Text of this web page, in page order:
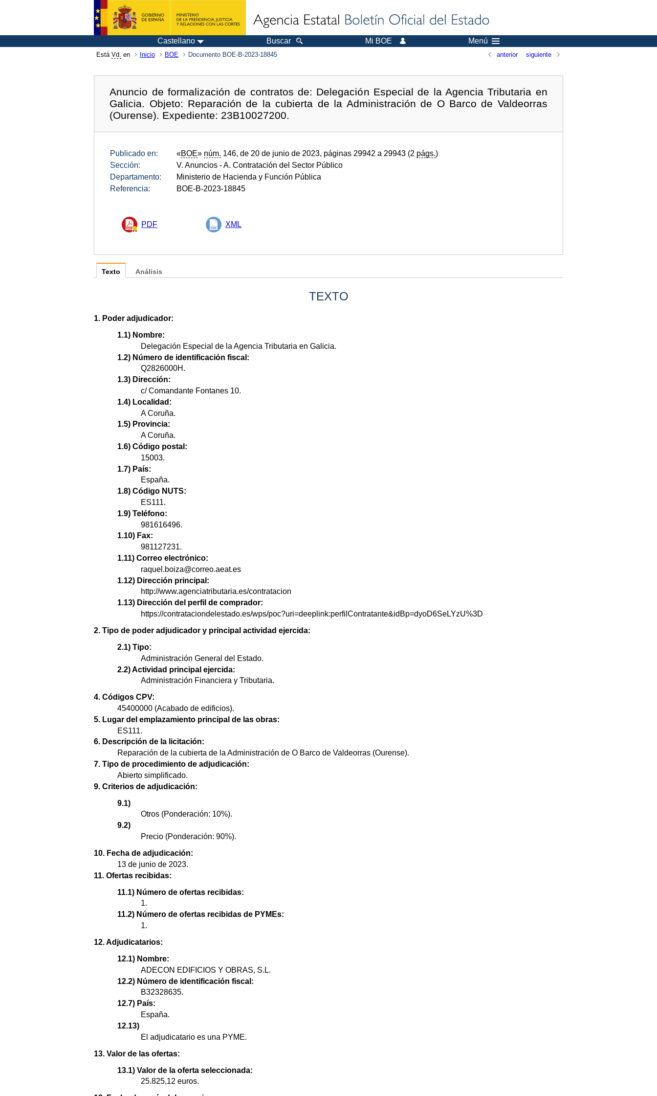
Castellano Buscar Mi BOE Menú
Está Vd. en Inicio BOE Documento BOE-B-2023-18845 anterior siguiente
Anuncio de formalización de contratos de: Delegación Especial de la Agencia Tributaria en
Galicia. Objeto: Reparación de la cubierta de la Administración de O Barco de Valdeorras
(Ourense). Expediente: 23B10027200.
Publicado en: «BOE» núm. 146, de 20 de junio de 2023, páginas 29942 a 29943 (2 págs.)
Sección:
V. Anuncios - A. Contratación del Sector Público
Departamento:
Ministerio de Hacienda y Función Pública
Referencia:
BOE-B-2023-18845
PDF XML
Texto
TEXTO
1. Poder adjudicador:
1.1) Nombre:
Delegación Especial de la Agencia Tributaria en Galicia.
1.2) Número de identificación fiscal:
Q2826000H.
1.3) Dirección:
c/ Comandante Fontanes 10.
1.4) Localidad:
A Coruña.
1.5) Provincia:
A Coruña.
1.6) Código postal:
15003.
1.7) País:
España.
1.8) Código NUTS:
ES111.
1.9) Teléfono:
981616496.
1.10) Fax:
981127231.
1.11) Correo electrónico:
raquel.boiza@correo.aeat.es
1.12) Dirección principal:
http://www.agenciatributaria.es/contratacion
1.13) Dirección del perfil de comprador:
https://contrataciondelestado.es/wps/poc?uri=deeplink:perfilContratante&idBp=dyoD6SeLYzU%3D
2. Tipo de poder adjudicador y principal actividad ejercida:
2.1) Tipo:
Administración General del Estado.
2.2) Actividad principal ejercida:
Administración Financiera y Tributaria.
4. Códigos CPV:
45400000 (Acabado de edificios).
5. Lugar del emplazamiento principal de las obras:
ES111.
6. Descripción de la licitación:
Reparación de la cubierta de la Administración de O Barco de Valdeorras (Ourense).
7. Tipo de procedimiento de adjudicación:
Abierto simplificado.
9. Criterios de adjudicación:
9.1)
Otros (Ponderación: 10%).
9.2)
Precio (Ponderación: 90%).
10. Fecha de adjudicación:
13 de junio de 2023.
11. Ofertas recibidas:
11.1) Número de ofertas recibidas:
1.
11.2) Número de ofertas recibidas de PYMEs:
1.
12. Adjudicatarios:
12.1) Nombre:
ADECON EDIFICIOS Y OBRAS, S.L.
12.2) Número de identificación fiscal:
B32328635.
12.7) País:
España.
12.13)
El adjudicatario es una PYME.
13. Valor de las ofertas:
13.1) Valor de la oferta seleccionada:
25.825,12 euros.
Análisis